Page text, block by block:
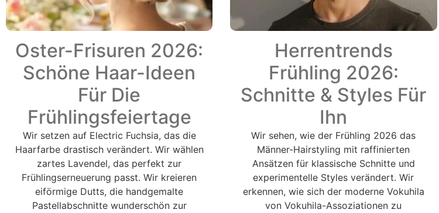
Oster-Frisuren 2026:
Schöne Haar-Ideen
Für Die
Frühlingsfeiertage
Wir setzen auf Electric Fuchsia, das die
Haarfarbe drastisch verändert. Wir wählen
zartes Lavendel, das perfekt zur
Frühlingserneuerung passt. Wir kreieren
eiförmige Dutts, die handgemalte
Pastellabschnitte wunderschön zur
Herrentrends
Frühling 2026:
Schnitte & Styles Für
Ihn
Wir sehen, wie der Frühling 2026 das
Männer-Hairstyling mit raffinierten
Ansätzen für klassische Schnitte und
experimentelle Styles verändert. Wir
erkennen, wie sich der moderne Vokuhila
von Vokuhila-Assoziationen zu